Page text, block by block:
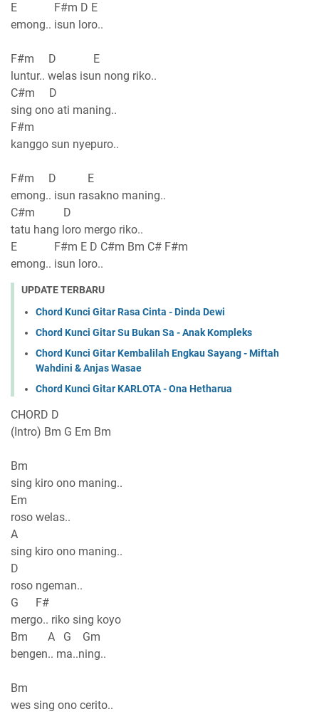
E F#m D E
emong.. isun loro..
F#m D E
luntur.. welas isun nong riko..
C#m D
sing ono ati maning..
F#m
kanggo sun nyepuro..
F#m D E
emong.. isun rasakno maning..
C#m D
tatu hang loro mergo riko..
E F#m E D C#m Bm C# F#m
emong.. isun loro..
UPDATE TERBARU
Chord Kunci Gitar Rasa Cinta - Dinda Dewi
Chord Kunci Gitar Su Bukan Sa - Anak Kompleks
Chord Kunci Gitar Kembalilah Engkau Sayang - Miftah
Wahdini & Anjas Wasae
Chord Kunci Gitar KARLOTA - Ona Hetharua
CHORD D
(Intro) Bm G Em Bm
Bm
sing kiro ono maning..
Em
roso welas..
A
sing kiro ono maning..
D
roso ngeman..
G F#
mergo.. riko sing koyo
Bm A G Gm
bengen.. ma..ning..
Bm
wes sing ono cerito..